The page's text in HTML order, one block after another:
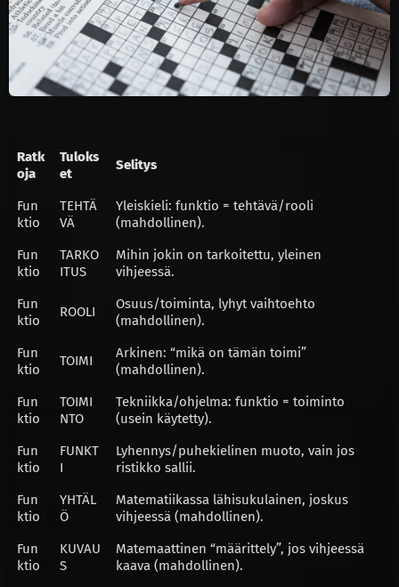
Ratk
oja
Tuloks
et
Selitys
Fun
ktio
TEHTÄ
VÄ
Yleiskieli: funktio = tehtävä/rooli
(mahdollinen).
Fun
ktio
TARKO
ITUS
Mihin jokin on tarkoitettu, yleinen
vihjeessä.
Fun
ktio
ROOLI
Osuus/toiminta, lyhyt vaihtoehto
(mahdollinen).
Fun
ktio
TOIMI
Arkinen: “mikä on tämän toimi”
(mahdollinen).
Fun
ktio
TOIMI
NTO
Tekniikka/ohjelma: funktio = toiminto
(usein käytetty).
Fun
ktio
FUNKT
I
Lyhennys/puhekielinen muoto, vain jos
ristikko sallii.
Fun
ktio
YHTÄL
Ö
Matematiikassa lähisukulainen, joskus
vihjeessä (mahdollinen).
Fun
ktio
KUVAU
S
Matemaattinen “määrittely”, jos vihjeessä
kaava (mahdollinen).